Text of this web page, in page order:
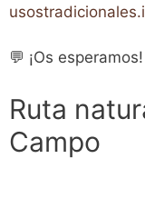
💬 ¡Os
Ruta
Campo